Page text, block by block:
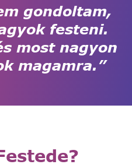
gondoltam,
festeni.
most nagyon
magamra.”